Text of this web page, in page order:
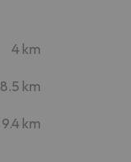
4 km
8.5 km
9.4 km